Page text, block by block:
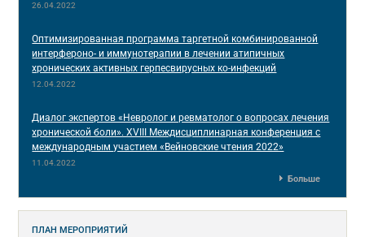
26.04.2022
Оптимизированная программа таргетной комбинированной
интерфероно- и иммунотерапии в лечении атипичных
хронических активных герпесвирусных ко-инфекций
12.04.2022
Диалог экспертов «Невролог и ревматолог о вопросах лечения
хронической боли». XVIII Междисциплинарная конференция c
международным участием «Вейновские чтения 2022»
11.04.2022
Больше
ПЛАН МЕРОПРИЯТИЙ